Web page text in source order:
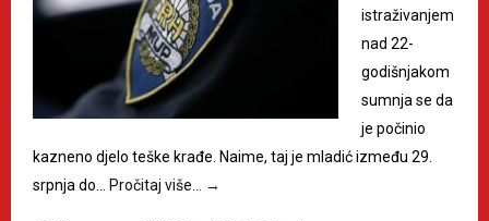
istraživanjem
nad 22-
godišnjakom
sumnja se da
je počinio
kazneno djelo teške krađe. Naime, taj je mladić između 29.
srpnja do…
Pročitaj više… →